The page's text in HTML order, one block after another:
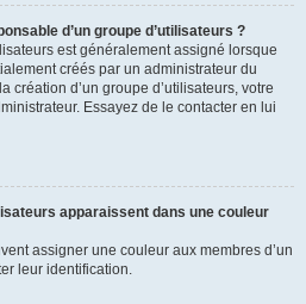
d’un groupe d’utilisateurs ?
est généralement assigné lorsque
créés par un administrateur du
création d’un groupe d’utilisateurs, votre
Essayez de le contacter en lui
apparaissent dans une couleur
assigner une couleur aux membres d’un
leur identification.